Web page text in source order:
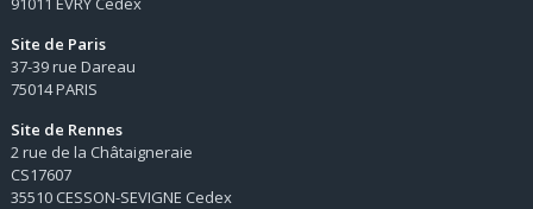
Site de Paris
37-39 rue Dareau
75014 PARIS
Site de Rennes
2 rue de la Châtaigneraie
CS17607
35510 CESSON-SEVIGNE Cedex